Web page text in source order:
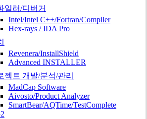
일러/디버거
Intel/Intel C++/Fortran/Compiler
Hex-rays / IDA Pro
Revenera/InstallShield
Advanced INSTALLER
젝트 개발/분석/관리
MadCap Software
Aivosto/Product Analyzer
SmartBear/AQTime/TestComplete